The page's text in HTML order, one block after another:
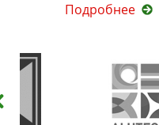
Подробнее